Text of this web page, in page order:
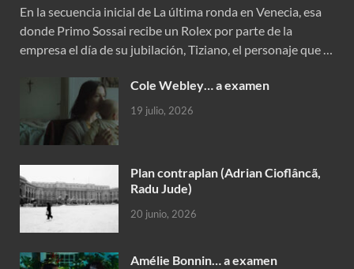
En la secuencia inicial de La última ronda en Venecia, esa
donde Primo Sossai recibe un Rolex por parte de la
empresa el día de su jubilación, Tiziano, el personaje que …
Cole Webley… a examen
19 julio, 2026
Plan contraplan (Adrian Cioflâncã,
Radu Jude)
20 junio, 2026
Amélie Bonnin… a examen